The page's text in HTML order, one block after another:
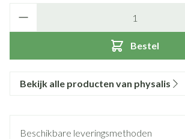
Bestel
Bekijk alle producten van physalis
Beschikbare leveringsmethoden